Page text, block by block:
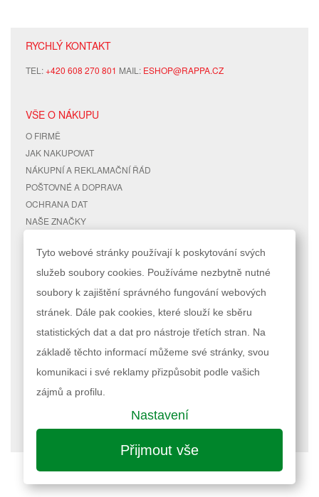
RYCHLÝ KONTAKT
TEL:+420 608 270 801 MAIL: ESHOP@RAPPA.CZ
VŠE O NÁKUPU
O FIRMĚ
JAK NAKUPOVAT
NÁKUPNÍ A REKLAMAČNÍ ŘÁD
POŠTOVNÉ A DOPRAVA
OCHRANA DAT
NAŠE ZNAČKY
RYCHLÉ ODKAZY
MAPA STRÁNEK
VYHLEDÁVANÉ TERMÍNY
POKROČILÉ VYHLEDÁVÁNÍ
ÚČET
MŮJ ÚČET
STAV OBJEDNÁVKY
Podle zákona o evidenci tržeb je prodávající povinen vystavit kupujícímu
účtenku. Zároveň je povinen zaevidovat přijatou tržbu u správce daně
Nastavení cookies| © 2023 RAPPA.cz
Tyto webové stránky používají k poskytování svých
služeb soubory cookies. Používáme nezbytně nutné
soubory k zajištění správného fungování webových
stránek. Dále pak cookies, které slouží ke sběru
statistických dat a dat pro nástroje třetích stran. Na
základě těchto informací můžeme své stránky, svou
komunikaci i své reklamy přizpůsobit podle vašich
zájmů a profilu.
Nastavení
Přijmout vše